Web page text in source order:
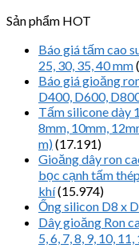
Sản phẩm HOT
Báo giá tấm cao
25, 30, 35, 40 mm
Báo giá gioăng
D400, D600,
Tấm silicone dày
8mm, 10mm,
m)(17.191)
Gioăng dây ron
bọc cạnh tấm
khí(15.974)
Ống silicon D8 x
Dây gioăng Ron
5, 6, 7, 8, 9, 10,